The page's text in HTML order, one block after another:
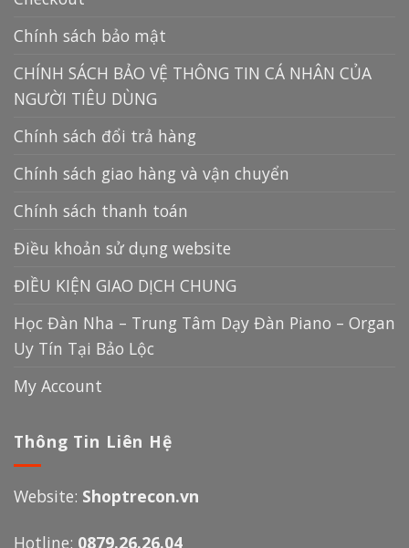
Chính sách bảo mật
CHÍNH SÁCH BẢO VỆ THÔNG TIN CÁ NHÂN CỦA
NGƯỜI TIÊU DÙNG
Chính sách đổi trả hàng
Chính sách giao hàng và vận chuyển
Chính sách thanh toán
Điều khoản sử dụng website
ĐIỀU KIỆN GIAO DỊCH CHUNG
Học Đàn Nha – Trung Tâm Dạy Đàn Piano – Organ
Uy Tín Tại Bảo Lộc
My Account
Thông Tin Liên Hệ
Website: Shoptrecon.vn
Hotline: 0879.26.26.04